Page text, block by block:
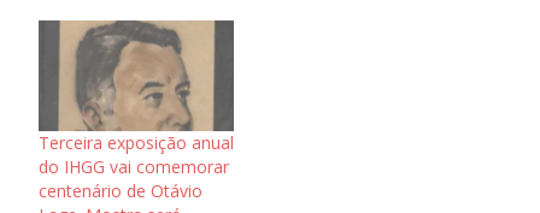
Terceira exposição anual
do IHGG vai comemorar
centenário de Otávio